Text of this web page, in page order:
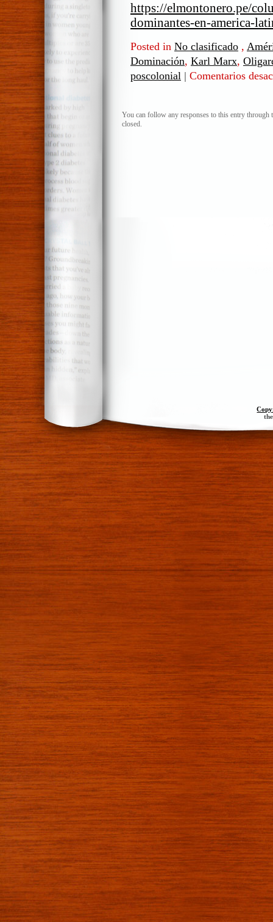
https://elmontonero.pe/
dominantes-en-america-
Posted in No clasificado ,
Dominación, Karl Marx,
poscolonial | Comentarios
You can follow any responses to this entry through
closed.